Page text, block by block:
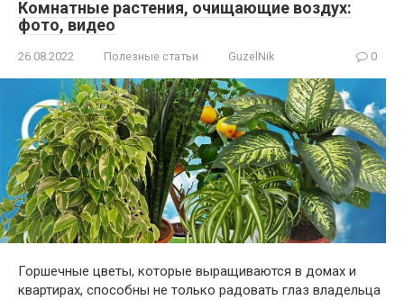
Комнатные растения, очищающие воздух:
фото, видео
26.08.2022 Полезные статьи GuzelNik 0
Горшечные цветы, которые выращиваются в домах и
квартирах, способны не только радовать глаз владельца